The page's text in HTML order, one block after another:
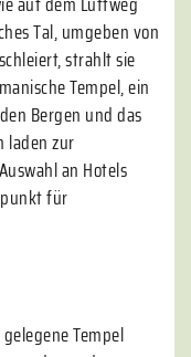
Tal, umgeben von
strahlt sie
Tempel, ein
Bergen und das
laden zur
an Hotels
für
Tempel